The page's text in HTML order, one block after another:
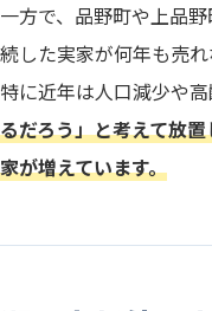
一方で、品野町や上品
続した実家が何年も売
特に近年は人口減少や高
るだろう」と考えて放
家が増えています。